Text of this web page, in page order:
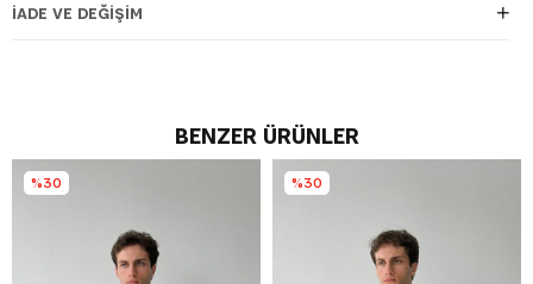
İADE VE DEĞIŞIM
BENZER ÜRÜNLER
%30 %30